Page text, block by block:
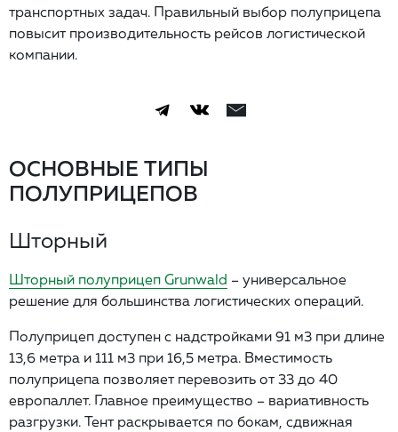
транспортных задач. Правильный выбор полуприцепа
повысит производительность рейсов логистической
компании.
ОСНОВНЫЕ ТИПЫ
ПОЛУПРИЦЕПОВ
Шторный
Шторный полуприцеп Grunwald – универсальное
решение для большинства логистических операций.
Полуприцеп доступен с надстройками 91 м3 при длине
13,6 метра и 111 м3 при 16,5 метра. Вместимость
полуприцепа позволяет перевозить от 33 до 40
европаллет. Главное преимущество – вариативность
разгрузки. Тент раскрывается по бокам, сдвижная